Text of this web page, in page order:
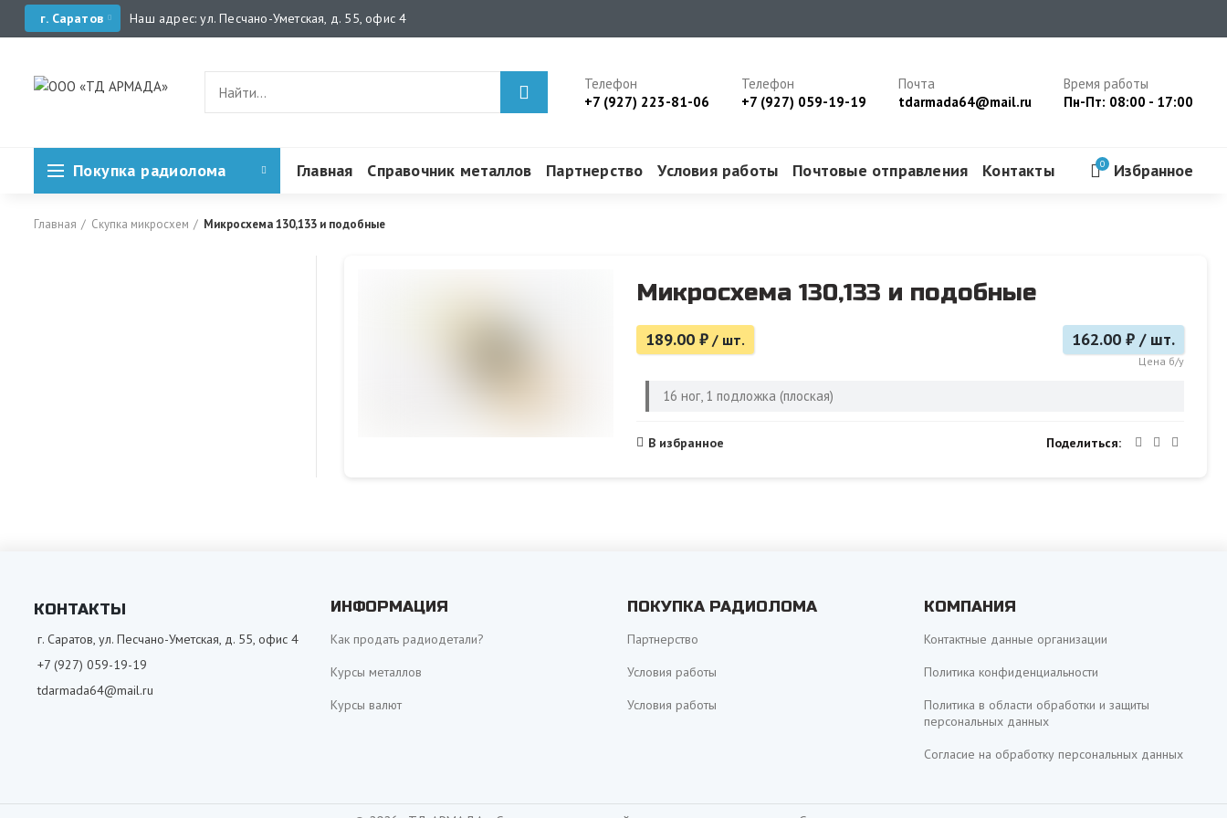
г. Саратов Наш адрес: ул. Песчано-Уметская, д. 55, офис 4
Телефон
+7 (927) 223-81-06
Телефон
+7 (927) 059-19-19
Почта
tdarmada64@mail.ru
Время работы
Пн-Пт: 08:00 - 17:00
Покупка радиолома Главная Справочник металлов Партнерство Условия работы Почтовые отправления Контакты 0 Избранное
Главная Скупка микросхем Микросхема 130,133 и подобные
Микросхема 130,133 и подобные
189.00 ₽ / шт. 162.00 ₽ / шт.
Цена б/у
16 ног, 1 подложка (плоская)
В избранное Поделиться
КОНТАКТЫ
г. Саратов, ул. Песчано-Уметская, д. 55, офис 4
+7 (927) 059-19-19
tdarmada64@mail.ru
ИНФОРМАЦИЯ
Как продать радиодетали?
Курсы металлов
Курсы валют
ПОКУПКА РАДИОЛОМА
Партнерство
Условия работы
Условия работы
КОМПАНИЯ
Контактные данные организации
Политика конфиденциальности
Политика в области обработки и защиты
персональных данных
Согласие на обработку персональных данных